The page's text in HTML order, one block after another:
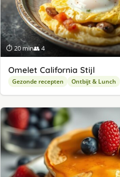
⏱ 20 min👥 4
Omelet California Stijl
Gezonde recepten Ontbijt & Lunch